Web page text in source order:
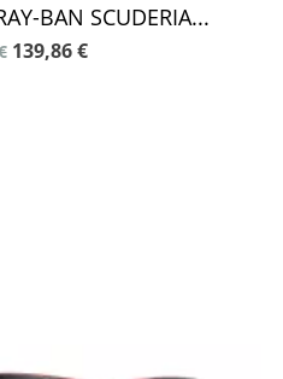
BAN SCUDERIA...
139,86 €